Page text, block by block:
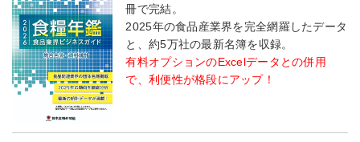
冊で完結。
2025年の食品産業界を完全網羅したデータ
と、約5万社の最新名簿を収録。
有料オプションのExcelデータとの併用
で、利便性が格段にアップ！